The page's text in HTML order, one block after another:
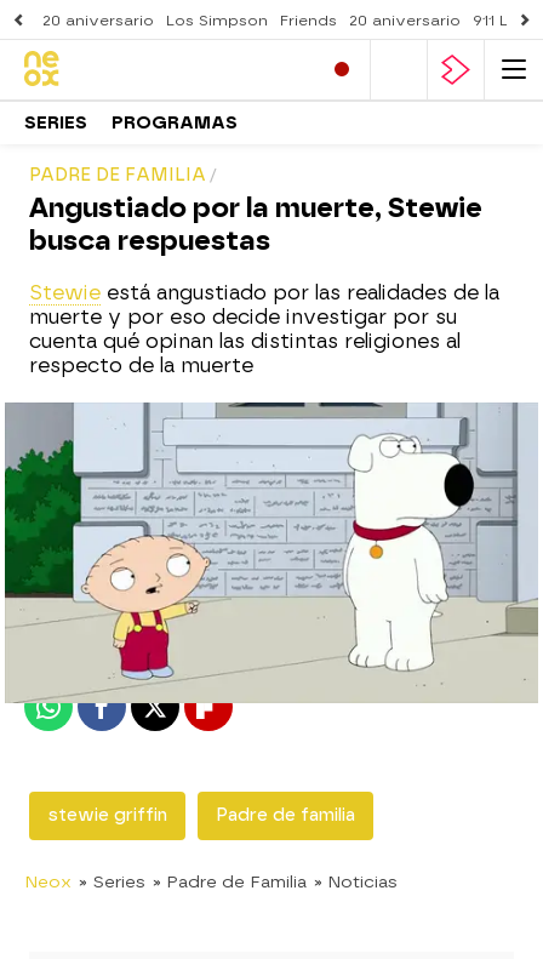
20 aniversario Los Simpson Friends 20 aniversario 911
SERIES PROGRAMAS
PADRE DE FAMILIA
Angustiado por la muerte, Stewie
busca respuestas
Stewie está angustiado por las realidades de la
muerte y por eso decide investigar por su
cuenta qué opinan las distintas religiones al
respecto de la muerte
neox
Madrid
Publicado: 07 de febrero de 2018, 16:48
WhatsappFacebook
X Flipboard
stewie griffin Padre de familia
Neox » Series » Padre de Familia » Noticias